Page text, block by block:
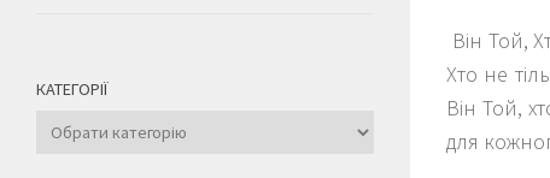
Він Той,
Хто не
Він Той,
для
КАТЕГОРІЇ
Категорії